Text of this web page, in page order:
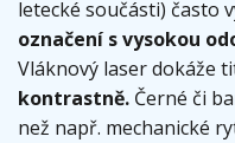
letecké součásti) často
označení s vysokou
Vláknový laser dokáže
kontrastně. Černé či
než např. mechanické